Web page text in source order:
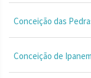
Conceição das
Conceição de